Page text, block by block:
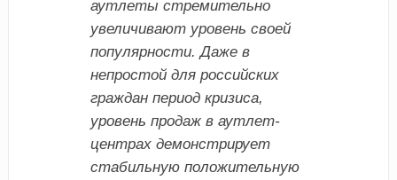
аутлеты стремительно
увеличивают уровень своей
популярности. Даже в
непростой для российских
граждан период кризиса,
уровень продаж в аутлет-
центрах демонстрирует
стабильную положительную